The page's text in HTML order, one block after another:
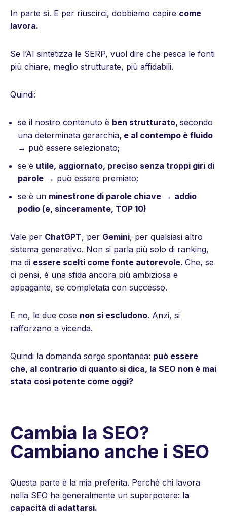
In parte sì. E per riuscirci, dobbiamo capire come
lavora.
Se l’AI sintetizza le SERP, vuol dire che pesca le fonti
più chiare, meglio strutturate, più affidabili.
Quindi:
se il nostro contenuto è ben strutturato, secondo
una determinata gerarchia, e al contempo è fluido
→ può essere selezionato;
se è utile, aggiornato, preciso senza troppi giri di
parole → può essere premiato;
se è un minestrone di parole chiave → addio
podio (e, sinceramente, TOP 10)
Vale per ChatGPT, per Gemini, per qualsiasi altro
sistema generativo. Non si parla più solo di ranking,
ma di essere scelti come fonte autorevole. Che, se
ci pensi, è una sfida ancora più ambiziosa e
appagante, se completata con successo.
E no, le due cose non si escludono. Anzi, si
rafforzano a vicenda.
Quindi la domanda sorge spontanea: può essere
che, al contrario di quanto si dica, la SEO non è mai
stata così potente come oggi?
Cambia la SEO?
Cambiano anche i SEO
Questa parte è la mia preferita. Perché chi lavora
nella SEO ha generalmente un superpotere: la
capacità di adattarsi.